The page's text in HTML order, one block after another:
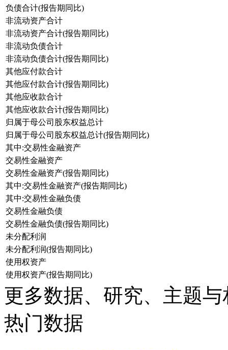
负债合计(报告期同比)
非流动资产合计
非流动资产合计(报告期同比)
非流动负债合计
非流动负债合计(报告期同比)
其他应付款合计
其他应付款合计(报告期同比)
其他应收款合计
其他应收款合计(报告期同比)
归属于母公司股东权益总计
归属于母公司股东权益总计(报告期同比)
其中:交易性金融资产
交易性金融资产
交易性金融资产(报告期同比)
其中:交易性金融资产(报告期同比)
其中:交易性金融负债
交易性金融负债
交易性金融负债(报告期同比)
未分配利润
未分配利润(报告期同比)
使用权资产
使用权资产(报告期同比)
更多数据、研究、主题
热门数据